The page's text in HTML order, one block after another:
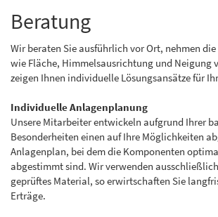
Beratung
Wir beraten Sie ausführlich vor Ort, nehmen
wie Fläche, Himmelsausrichtung und Neigung
zeigen Ihnen individuelle Lösungsansätze für
Individuelle Anlagenplanung
Unsere Mitarbeiter entwickeln aufgrund Ihrer
Besonderheiten einen auf Ihre Möglichkeiten
Anlagenplan, bei dem die Komponenten
abgestimmt sind. Wir verwenden
geprüftes Material, so erwirtschaften Sie
Erträge.